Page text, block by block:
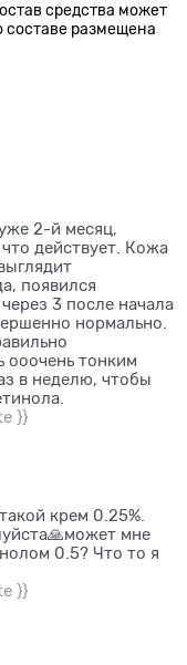
средства может
составе размещена
2-й месяц,
действует. Кожа
появился
3 после начала
нормально.
ооочень тонким
в неделю, чтобы
}}
крем 0.25%.
мне
0.5? Что то я
}}